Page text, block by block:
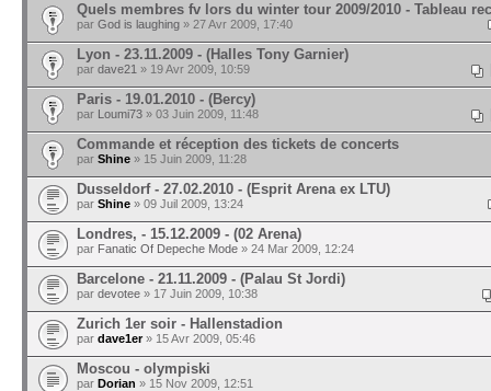
Quels membres fv lors du winter tour 2009/2010 - Tableau
par God is laughing » 27 Avr 2009, 17:40
Lyon - 23.11.2009 - (Halles Tony Garnier)
par dave21 » 19 Avr 2009, 10:59
Paris - 19.01.2010 - (Bercy)
par Loumi73 » 03 Juin 2009, 11:48
Commande et réception des tickets de concerts
par Shine » 15 Juin 2009, 11:28
Dusseldorf - 27.02.2010 - (Esprit Arena ex LTU)
par Shine » 09 Juil 2009, 13:24
Londres, - 15.12.2009 - (02 Arena)
par Fanatic Of Depeche Mode » 24 Mar 2009, 12:24
Barcelone - 21.11.2009 - (Palau St Jordi)
par devotee » 17 Juin 2009, 10:38
Zurich 1er soir - Hallenstadion
par dave1er» 15 Avr 2009, 05:46
Moscou - olympiski
par Dorian » 15 Nov 2009, 12:51